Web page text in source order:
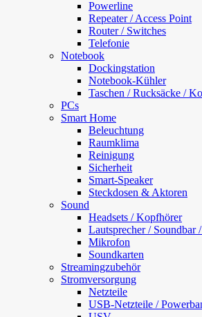
Powerline
Repeater / Access Point
Router / Switches
Telefonie
Notebook
Dockingstation
Notebook-Kühler
Taschen / Rucksäcke /
PCs
Smart Home
Beleuchtung
Raumklima
Reinigung
Sicherheit
Smart-Speaker
Steckdosen & Aktoren
Sound
Headsets / Kopfhörer
Lautsprecher / Soundbar
Mikrofon
Soundkarten
Streamingzubehör
Stromversorgung
Netzteile
USB-Netzteile /